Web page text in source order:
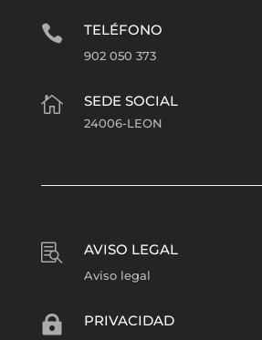
 TELÉFONO
902 050 373
 SEDE SOCIAL
24006-LEON
 AVISO LEGAL
Aviso legal
 PRIVACIDAD